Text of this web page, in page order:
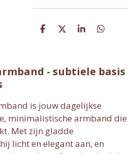
D
n
D
S
e
D
n
- subtiele basis
is jouw dagelijkse
minimalistische armband die
Met zijn gladde
licht en elegant aan, en